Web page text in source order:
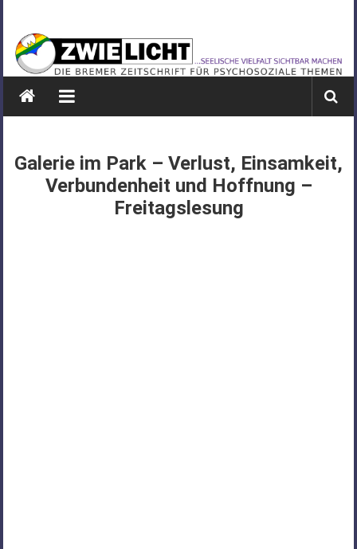
springen
ZWIELICHT
BREMEN
DIE
PSYCHOSOZIALE
THEMEN
Galerie im Park – Verlust, Einsamkeit,
Verbundenheit und Hoffnung –
Freitagslesung